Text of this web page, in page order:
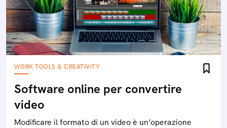
WORK TOOLS & CREATIVITY
Software online per convertire
video
Modificare il formato di un video è un’operazione